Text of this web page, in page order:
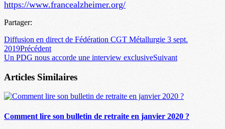
https://www.francealzheimer.org/
Partager:
Diffusion en direct de Fédération CGT Métallurgie 3 sept.
2019Précédent
Un PDG nous accorde une interview exclusiveSuivant
Articles Similaires
Comment lire son bulletin de retraite en janvier 2020 ?